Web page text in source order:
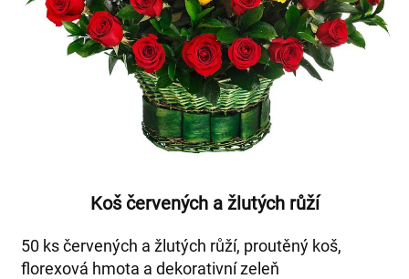
Koš červených a žlutých růží
50 ks červených a žlutých růží, proutěný koš,
florexová hmota a dekorativní zeleň